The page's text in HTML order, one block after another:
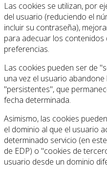
Las cookies se utilizan, por
del usuario (reduciendo el
incluir su contraseña),
para adecuar los contenidos
preferencias.
Las cookies pueden ser de
una vez el usuario
"persistentes", que
fecha determinada.
Asimismo, las cookies
el dominio al que el usuario
determinado servicio (en
de EDP) o "cookies de
usuario desde un dominio